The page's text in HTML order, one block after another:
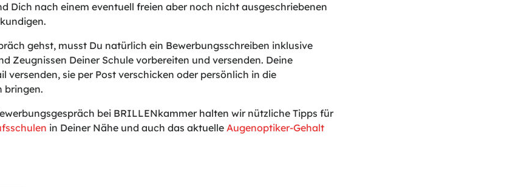
Dich nach einem eventuell freien aber noch nicht ausgeschriebenen
gehst, musst Du natürlich ein Bewerbungsschreiben inklusive
Zeugnissen Deiner Schule vorbereiten und versenden. Deine
versenden, sie per Post verschicken oder persönlich in die
bringen.
bei BRILLENkammer halten wir nützliche Tipps für
in Deiner Nähe und auch das aktuelleAugenoptiker-Gehalt